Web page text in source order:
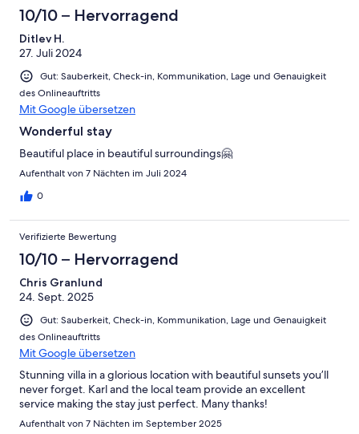
10/10 – Hervorragend
Ditlev H.
27. Juli 2024
Gut: Sauberkeit, Check-in, Kommunikation, Lage und Genauigkeit
des Onlineauftritts
Mit Google übersetzen
Wonderful stay
Beautiful place in beautiful surroundings🤗
Aufenthalt von 7 Nächten im Juli 2024
0
Verifizierte Bewertung
10/10 – Hervorragend
Chris Granlund
24. Sept. 2025
Gut: Sauberkeit, Check-in, Kommunikation, Lage und Genauigkeit
des Onlineauftritts
Mit Google übersetzen
Stunning villa in a glorious location with beautiful sunsets you’ll
never forget. Karl and the local team provide an excellent
service making the stay just perfect. Many thanks!
Aufenthalt von 7 Nächten im September 2025